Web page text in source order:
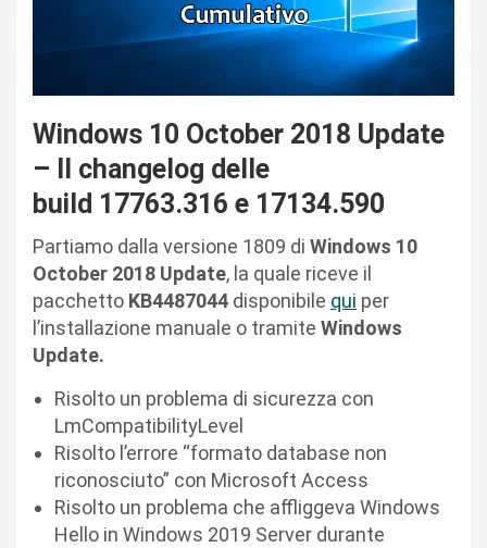
Windows 10 October 2018 Update
– Il changelog delle
build 17763.316 e 17134.590
Partiamo dalla versione 1809 di Windows 10
October 2018 Update, la quale riceve il
pacchetto KB4487044 disponibile qui per
l’installazione manuale o tramite Windows
Update.
Risolto un problema di sicurezza con
LmCompatibilityLevel
Risolto l’errore “formato database non
riconosciuto” con Microsoft Access
Risolto un problema che affliggeva Windows
Hello in Windows 2019 Server durante